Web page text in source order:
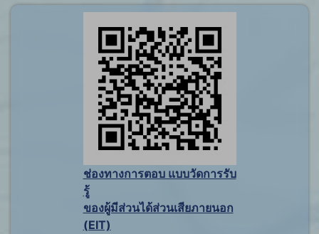
ช่องทางการตอบ แบบวัดการรับ
รู้
ของผู้มีส่วนได้ส่วนเสียภายนอก
(EIT)